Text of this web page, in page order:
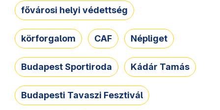
fővárosi helyi védettség
körforgalom CAF Népliget
Budapest Sportiroda Kádár Tamás
Budapesti Tavaszi Fesztivál